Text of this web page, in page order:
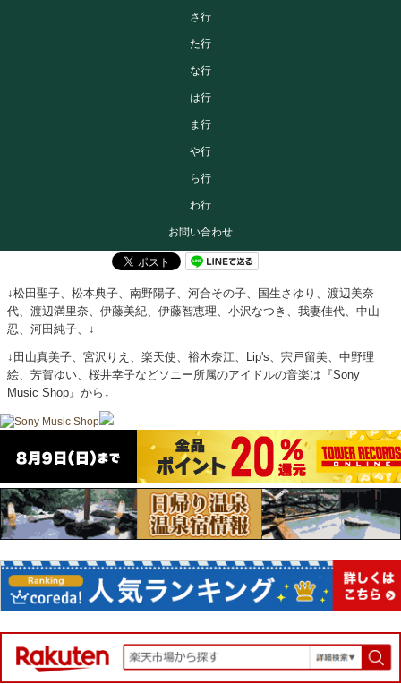
さ行
た行
な行
は行
ま行
や行
ら行
わ行
お問い合わせ
↓松田聖子、松本典子、南野陽子、河合その子、国生さゆり、渡辺美奈
代、渡辺満里奈、伊藤美紀、伊藤智恵理、小沢なつき、我妻佳代、中山
忍、河田純子、↓
↓田山真美子、宮沢りえ、楽天使、裕木奈江、Lip's、宍戸留美、中野理
絵、芳賀ゆい、桜井幸子などソニー所属のアイドルの音楽は『Sony
Music Shop』から↓